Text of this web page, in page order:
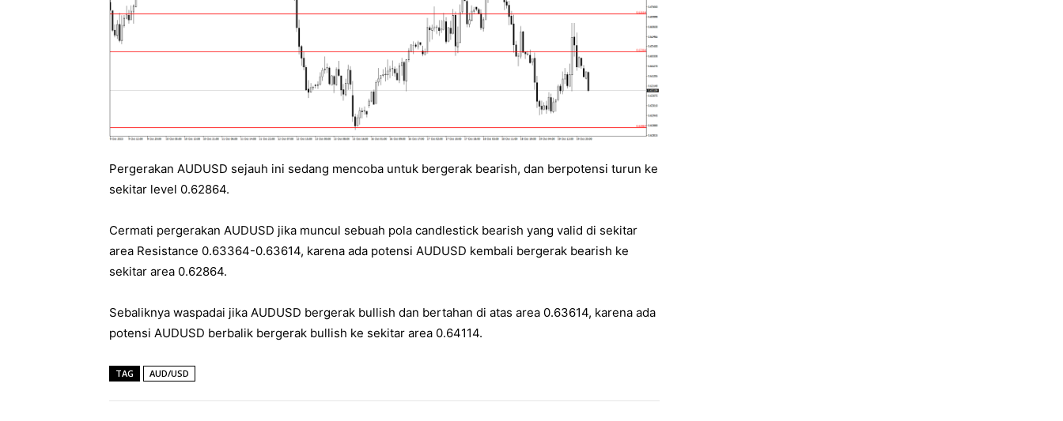
Pergerakan AUDUSD sejauh ini sedang mencoba untuk bergerak bearish, dan berpotensi turun ke
sekitar level 0.62864.
Cermati pergerakan AUDUSD jika muncul sebuah pola candlestick bearish yang valid di sekitar
area Resistance 0.63364-0.63614, karena ada potensi AUDUSD kembali bergerak bearish ke
sekitar area 0.62864.
Sebaliknya waspadai jika AUDUSD bergerak bullish dan bertahan di atas area 0.63614, karena ada
potensi AUDUSD berbalik bergerak bullish ke sekitar area 0.64114.
TAG AUD/USD